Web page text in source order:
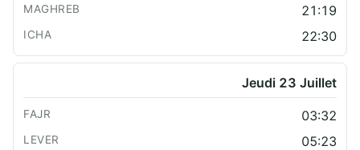
21:19
22:30
Jeudi 23 Juillet
03:32
05:23